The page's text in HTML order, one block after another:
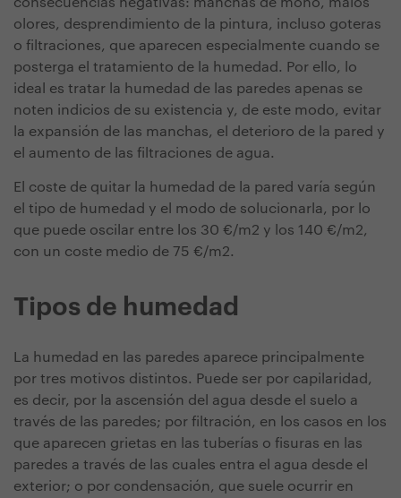
consecuencias negativas: manchas de moho, malos
olores, desprendimiento de la pintura, incluso goteras
o filtraciones, que aparecen especialmente cuando se
posterga el tratamiento de la humedad. Por ello, lo
ideal es tratar la humedad de las paredes apenas se
noten indicios de su existencia y, de este modo, evitar
la expansión de las manchas, el deterioro de la pared y
el aumento de las filtraciones de agua.
El coste de quitar la humedad de la pared varía según
el tipo de humedad y el modo de solucionarla, por lo
que puede oscilar entre los 30 €/m2 y los 140 €/m2,
con un coste medio de 75 €/m2.
Tipos de humedad
La humedad en las paredes aparece principalmente
por tres motivos distintos. Puede ser por capilaridad,
es decir, por la ascensión del agua desde el suelo a
través de las paredes; por filtración, en los casos en los
que aparecen grietas en las tuberías o fisuras en las
paredes a través de las cuales entra el agua desde el
exterior; o por condensación, que suele ocurrir en